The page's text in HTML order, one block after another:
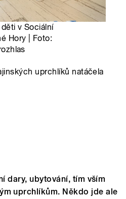
v Sociální
Hory | Foto:
uprchlíků natáčela
dary, ubytování, tím vším
uprchlíkům. Někdo jde ale